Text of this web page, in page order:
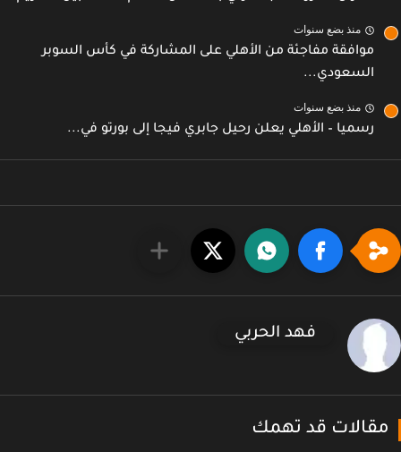
منذ بضع سنوات
موافقة مفاجئة من الأهلي على المشاركة في كأس السوبر
السعودي...
منذ بضع سنوات
رسميا – الأهلي يعلن رحيل جابري فيجا إلى بورتو في...
فهد الحربي
قد تهمك